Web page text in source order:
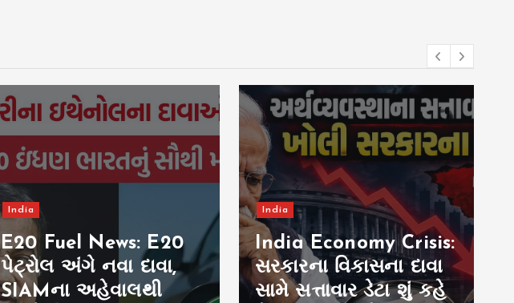
India
E20 Fuel News: E20
પેટ્રોલ અંગે નવા દાવા,
SIAMના અહેવાલથી
India
India Economy Crisis:
સરકારના વિકાસના દાવા
સામે સત્તાવાર ડેટા શું કહે